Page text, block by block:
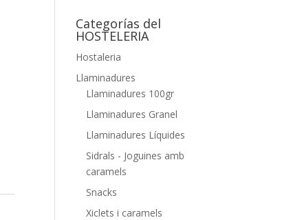
Categorías del
HOSTELERIA
Hostaleria
Llaminadures
Llaminadures 100gr
Llaminadures Granel
Llaminadures Líquides
Sidrals - Joguines amb
caramels
Snacks
Xiclets i caramels